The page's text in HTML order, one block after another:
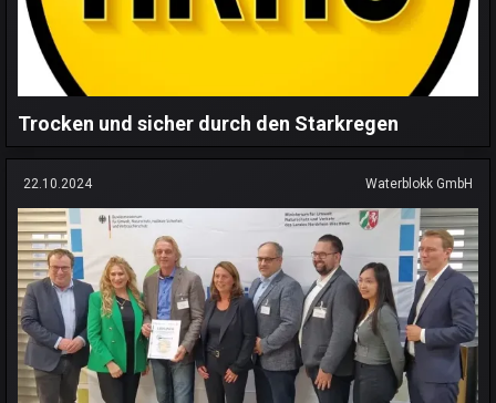
Trocken und sicher durch den Starkregen
22.10.2024 Waterblokk GmbH